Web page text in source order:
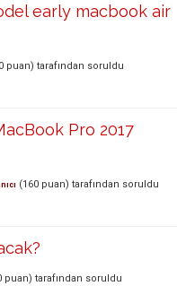
early macbook air
puan) tarafından soruldu
Pro 2017
(160 puan) tarafından soruldu
puan) tarafından soruldu